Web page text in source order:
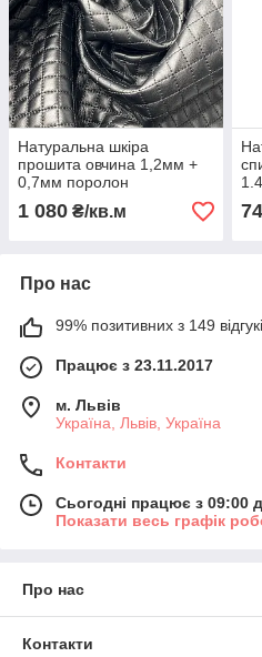
Натуральна шкіра
прошита овчина 1,2мм +
0,7мм поролон
1 080 ₴/кв.м
Про нас
99% позитивних з 149
Працює з 23.11.2017
м. Львів
Україна, Львів, Україна
Контакти
Сьогодні працює з 09:00
Показати весь графік
Про нас
Контакти